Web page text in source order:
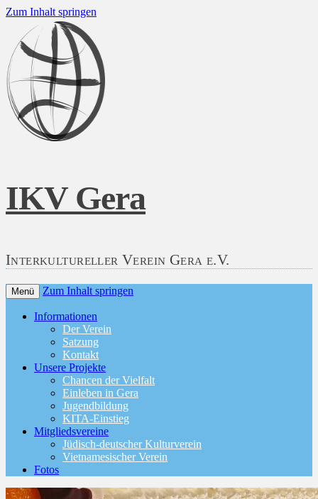
Zum Inhalt springen
IKV Gera
Interkultureller Verein Gera e.V.
Menü Zum Inhalt springen
Informationen
Der Verein
Satzung
Kontakt
Unsere Projekte
Chancen der Vielfalt
Einleben in Gera
Jugendbildung
KITA-Einstieg
Mitgliedsvereine
Jüdisch-deutscher Kulturverein
Vietnamesischer Verein
Fotos